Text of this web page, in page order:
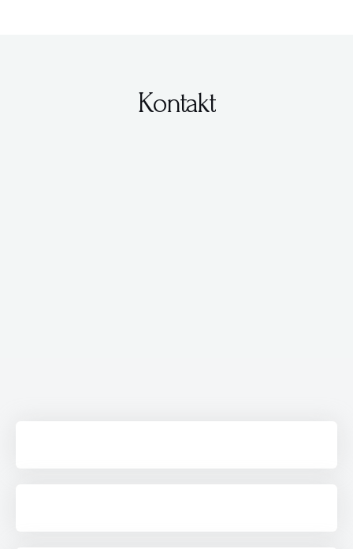
Kontakt